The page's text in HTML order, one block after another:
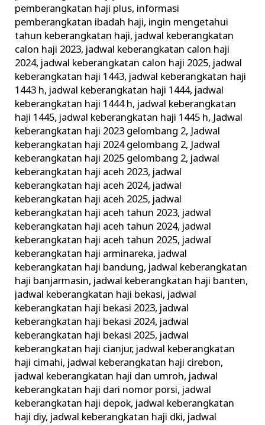
pemberangkatan haji plus, informasi
pemberangkatan ibadah haji, ingin mengetahui
tahun keberangkatan haji, jadwal keberangkatan
calon haji 2023, jadwal keberangkatan calon haji
2024, jadwal keberangkatan calon haji 2025, jadwal
keberangkatan haji 1443, jadwal keberangkatan haji
1443 h, jadwal keberangkatan haji 1444, jadwal
keberangkatan haji 1444 h, jadwal keberangkatan
haji 1445, jadwal keberangkatan haji 1445 h, Jadwal
keberangkatan haji 2023 gelombang 2, Jadwal
keberangkatan haji 2024 gelombang 2, Jadwal
keberangkatan haji 2025 gelombang 2, jadwal
keberangkatan haji aceh 2023, jadwal
keberangkatan haji aceh 2024, jadwal
keberangkatan haji aceh 2025, jadwal
keberangkatan haji aceh tahun 2023, jadwal
keberangkatan haji aceh tahun 2024, jadwal
keberangkatan haji aceh tahun 2025, jadwal
keberangkatan haji arminareka, jadwal
keberangkatan haji bandung, jadwal keberangkatan
haji banjarmasin, jadwal keberangkatan haji banten,
jadwal keberangkatan haji bekasi, jadwal
keberangkatan haji bekasi 2023, jadwal
keberangkatan haji bekasi 2024, jadwal
keberangkatan haji bekasi 2025, jadwal
keberangkatan haji cianjur, jadwal keberangkatan
haji cimahi, jadwal keberangkatan haji cirebon,
jadwal keberangkatan haji dan umroh, jadwal
keberangkatan haji dari nomor porsi, jadwal
keberangkatan haji depok, jadwal keberangkatan
haji diy, jadwal keberangkatan haji dki, jadwal